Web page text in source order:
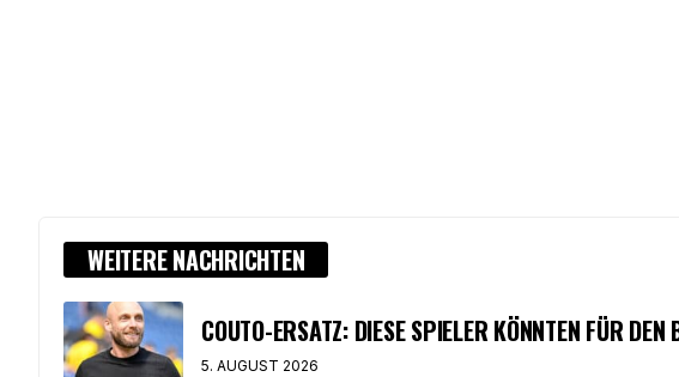
WEITERE NACHRICHTEN
COUTO-ERSATZ: DIESE SPIELER KÖNNTEN FÜR
5. AUGUST 2026